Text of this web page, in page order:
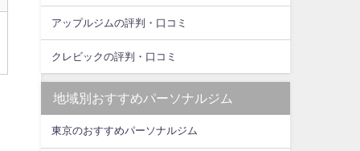
アップルジムの評判・口コミ
クレビックの評判・口コミ
地域別おすすめパーソナルジム
東京のおすすめパーソナルジム